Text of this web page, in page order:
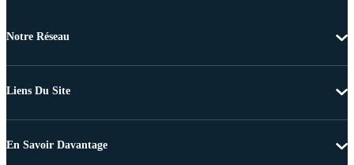
Notre Réseau
Liens Du Site
En Savoir Davantage